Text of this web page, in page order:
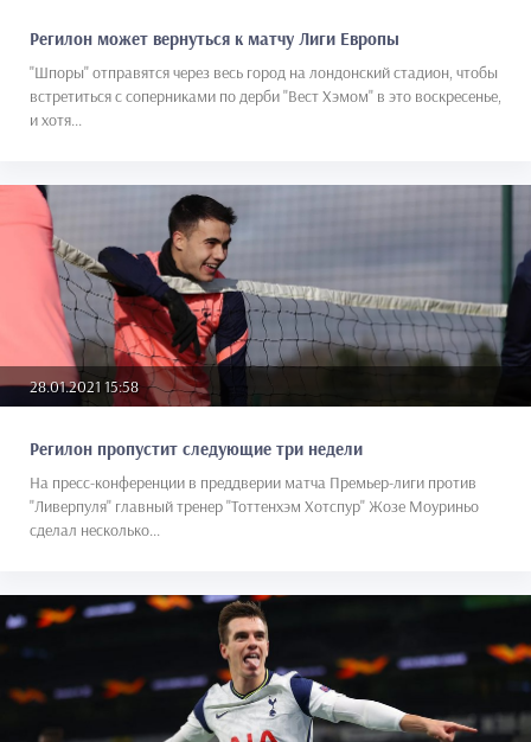
Регилон может вернуться к матчу Лиги Европы
"Шпоры" отправятся через весь город на лондонский стадион, чтобы
встретиться с соперниками по дерби "Вест Хэмом" в это воскресенье,
и хотя...
28.01.2021 15:58
Регилон пропустит следующие три недели
На пресс-конференции в преддверии матча Премьер-лиги против
"Ливерпуля" главный тренер "Тоттенхэм Хотспур" Жозе Моуриньо
сделал несколько...